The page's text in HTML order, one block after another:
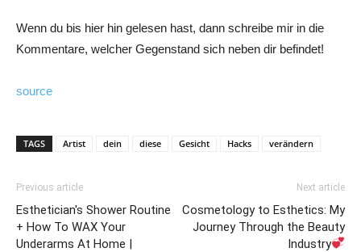
Wenn du bis hier hin gelesen hast, dann schreibe mir in die
Kommentare, welcher Gegenstand sich neben dir befindet!
source
TAGS Artist dein diese Gesicht Hacks verändern
Previous article
Esthetician's Shower Routine
+ How To WAX Your
Underarms At Home |
Next article
Cosmetology to Esthetics: My
Journey Through the Beauty
Industry